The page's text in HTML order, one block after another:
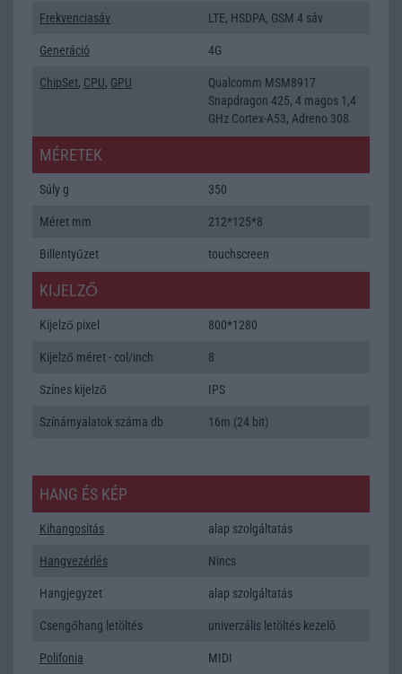
Frekvenciasáv LTE, HSDPA, GSM 4 sáv
Generáció 4G
ChipSet, CPU, GPU
Qualcomm MSM8917
Snapdragon 425, 4 magos 1,4
GHz Cortex-A53, Adreno 308
MÉRETEK
Súly g 350
Méret mm 212*125*8
Billentyűzet touchscreen
KIJELZŐ
Kijelző pixel 800*1280
Kijelző méret - col/inch 8
Színes kijelző IPS
Színárnyalatok száma db 16m (24 bit)
HANG ÉS KÉP
Kihangositás alap szolgáltatás
Hangvezérlés Nincs
Hangjegyzet alap szolgáltatás
Csengőhang letöltés univerzális letöltés kezelõ
Polifonia MIDI